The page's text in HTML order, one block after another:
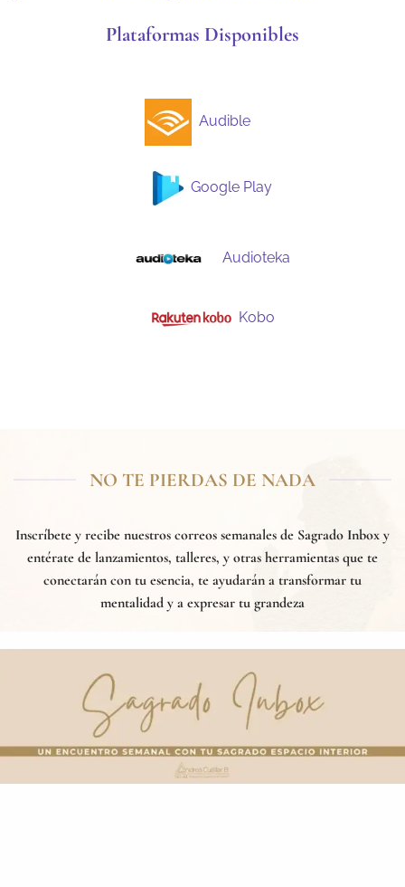
Plataformas Disponibles
Audible
Google Play
Audioteka
Kobo
NO TE PIERDAS DE NADA
Inscríbete y recibe nuestros correos semanales de Sagrado Inbox y
entérate de lanzamientos, talleres, y otras herramientas que te
conectarán con tu esencia, te ayudarán a transformar tu
mentalidad y a expresar tu grandeza